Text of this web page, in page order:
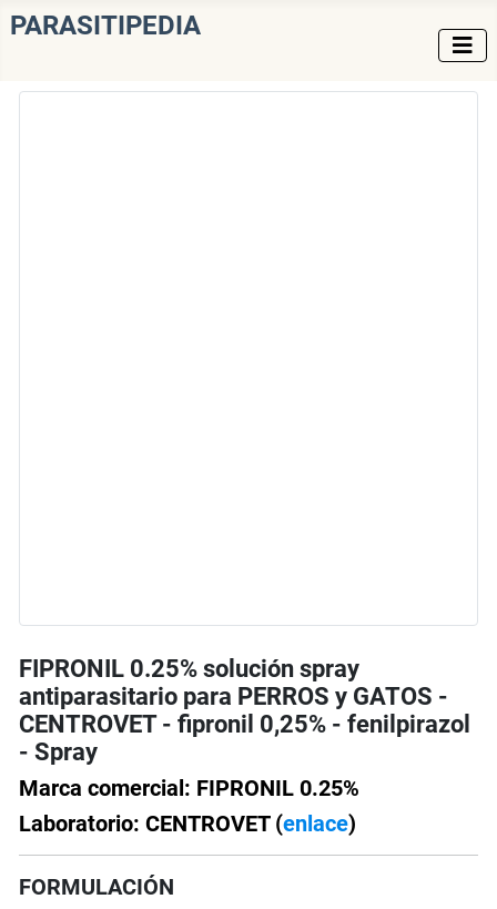
PARASITIPEDIA
FIPRONIL 0.25% solución spray
antiparasitario para PERROS y GATOS -
CENTROVET - fipronil 0,25% - fenilpirazol
- Spray
Marca comercial: FIPRONIL 0.25%
Laboratorio: CENTROVET (enlace)
FORMULACIÓN